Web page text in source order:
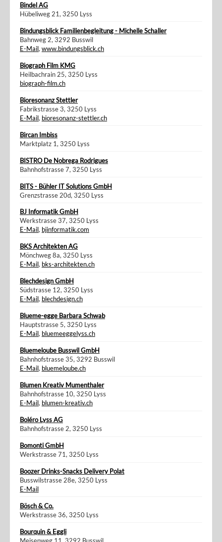
Bindel AG
Hübeliweg 21, 3250 Lyss
Bindungsblick Familienbegleitung - Michelle Schaller
Bahnweg 2, 3292 Busswil
E-Mail, www.bindungsblick.ch
Biograph Film KMG
Heilbachrain 25, 3250 Lyss
biograph-film.ch
Bioresonanz Stettler
Fabrikstrasse 3, 3250 Lyss
E-Mail, bioresonanz-stettler.ch
Bircan Imbiss
Marktplatz 1, 3250 Lyss
BISTRO De Nobrega Rodrigues
Bahnhofstrasse 7, 3250 Lyss
BITS - Bühler IT Solutions GmbH
Grenzstrasse 20d, 3250 Lyss
BJ Informatik GmbH
Werkstrasse 37, 3250 Lyss
E-Mail, bjinformatik.com
BKS Architekten AG
Mönchweg 8a, 3250 Lyss
E-Mail, bks-architekten.ch
Blechdesign GmbH
Südstrasse 12, 3250 Lyss
E-Mail, blechdesign.ch
Blueme-egge Barbara Schwab
Hauptstrasse 5, 3250 Lyss
E-Mail, bluemeeggelyss.ch
Bluemeloube Busswil GmbH
Bahnhofstrasse 35, 3292 Busswil
E-Mail, bluemeloube.ch
Blumen Kreativ Mumenthaler
Bahnhofstrasse 10, 3250 Lyss
E-Mail, blumen-kreativ.ch
Boléro Lyss AG
Bahnhofstrasse 2, 3250 Lyss
Bomonti GmbH
Werkstrasse 71, 3250 Lyss
Boozer Drinks-Snacks Delivery Polat
Busswilstrasse 28e, 3250 Lyss
E-Mail
Bösch & Co.
Werkstrasse 36, 3250 Lyss
Bourquin & Eggli